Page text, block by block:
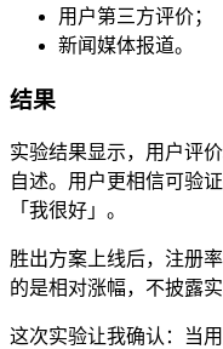
用户第三方评价；
新闻媒体报道。
结果
实验结果显示，用户评
自述。用户更相信可验
「我很好」。
胜出方案上线后，注册
的是相对涨幅，不披露
这次实验让我确认：当